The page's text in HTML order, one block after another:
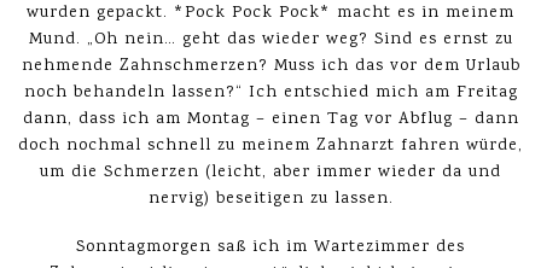
wurden gepackt. *Pock Pock Pock* macht es in meinem
Mund. „Oh nein… geht das wieder weg? Sind es ernst zu
nehmende Zahnschmerzen? Muss ich das vor dem Urlaub
noch behandeln lassen?“ Ich entschied mich am Freitag
dann, dass ich am Montag – einen Tag vor Abflug – dann
doch nochmal schnell zu meinem Zahnarzt fahren würde,
um die Schmerzen (leicht, aber immer wieder da und
nervig) beseitigen zu lassen.
Sonntagmorgen saß ich im Wartezimmer des